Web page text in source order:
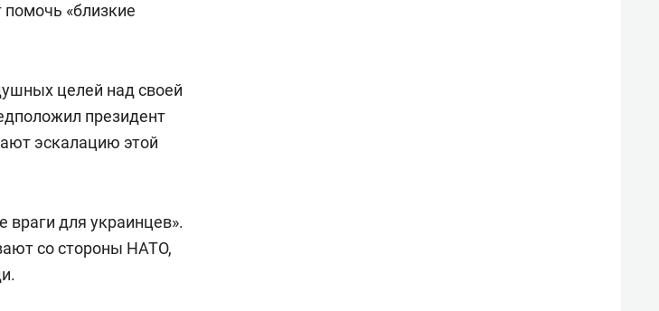
помочь «близкие
целей над своей
президент
эскалацию этой
враги для украинцев».
со стороны НАТО,